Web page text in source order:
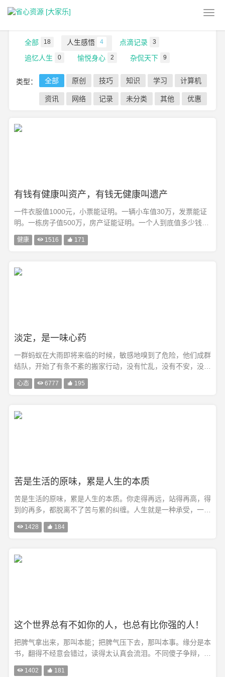
人生感悟
全部 18 人生感悟 4 点滴记录 3
追忆人生 0 愉悦身心 2 杂侃天下 9
类型： 全部 原创 技巧 知识 学习 计算机
资讯 网络 记录 未分类 其他 优惠
有钱有健康叫资产，有钱无健康叫遗产
一件衣服值1000元，小票能证明。一辆小车值30万，发票能证
明。一栋房子值500万，房产证能证明。一个人到底值多少钱，
唯有健康可以证明！有健康叫资产，没健康叫遗产! 且活且珍
惜！世上本无癌，只是瘀和堵！血管堵了——叫微循环障碍；堵
健康  1516  171
淡定，是一味心药
一群蚂蚁在大雨即将来临的时候，敏感地嗅到了危险，他们成群
结队，开始了有条不紊的搬家行动，没有忙乱，没有不安，没有
躁动，只有紧张而忙碌的工作，把家搬到另外一个安全的地方。
一场大风把屋前树上的鹊巢吹落到地上，那些用嘴一根根衔来的
心态  6777  195
苦是生活的原味，累是人生的本质
苦是生活的原味，累是人生的本质。你走得再远，站得再高，得
到的再多，都脱离不了苦与累的纠缠。人生就是一种承受，一种
压力，让我们在负重中前行，在逼迫中奋进。无论走到哪里，我
们都要学会支撑自己，失败时给自己多一些激励，孤独时给自己
 1428  184
这个世界总有不如你的人，也总有比你强的人！
把脾气拿出来，那叫本能；把脾气压下去，那叫本事。缘分是本
书，翻得不经意会错过，读得太认真会流泪。不同傻子争辩，否
则就搞不清谁是傻子了。成功的人不是赢在起点，而是赢在转折
 1402  181